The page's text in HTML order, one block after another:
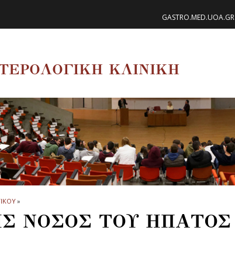
GASTRO.MED.UOA.GR
ΚΛΙΝΙΚΗ
»
ΝΟΣΟΣ ΤΟΥ ΗΠΑΤΟΣ